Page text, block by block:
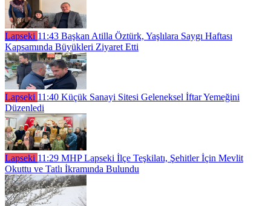
Lapseki 11:43 Başkan Atilla Öztürk, Yaşlılara Saygı Haftası
Kapsamında Büyükleri Ziyaret Etti
Lapseki 11:40 Küçük Sanayi Sitesi Geleneksel İftar Yemeğini
Düzenledi
Lapseki 11:29 MHP Lapseki İlçe Teşkilatı, Şehitler İçin Mevlit
Okuttu ve Tatlı İkramında Bulundu